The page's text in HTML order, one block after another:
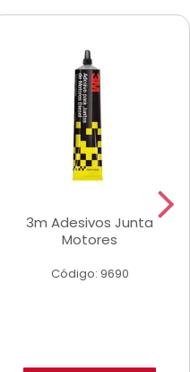
3m Adesivos Junta
Motores
Código: 9690